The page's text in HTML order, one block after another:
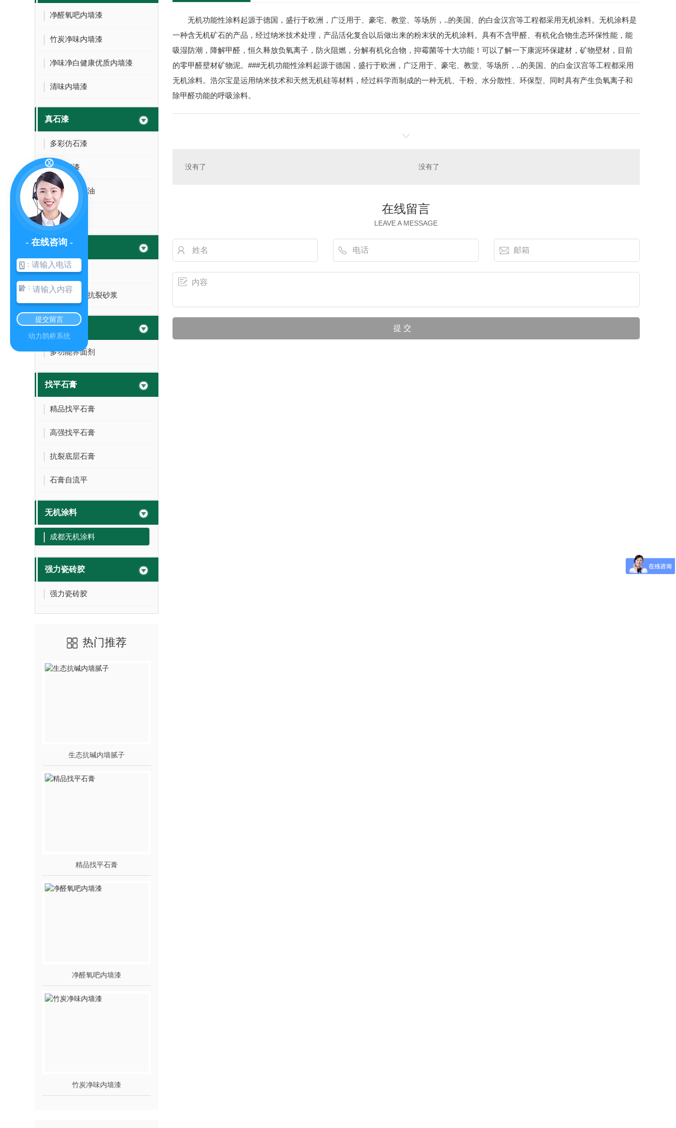
净醛氧吧内墙漆
竹炭净味内墙漆
净味净白健康优质内墙漆
清味内墙漆
真石漆
多彩仿石漆
抗碱底漆
硅丙罩光面油
真石漆
抗裂砂浆
抗裂砂浆
聚合物防水抗裂砂浆
界面剂
多功能界面剂
找平石膏
精品找平石膏
高强找平石膏
抗裂底层石膏
石膏自流平
无机涂料
成都无机涂料
强力瓷砖胶
强力瓷砖胶
热门推荐
生态抗碱内墙腻子
精品找平石膏
净醛氧吧内墙漆
竹炭净味内墙漆
无机功能性涂料起源于德国，盛行于欧洲，广泛用于、豪宅、教堂、等场所，..的美国、的白金汉宫等工程都采用无机涂料。无机涂料是
一种含无机矿石的产品，经过纳米技术处理，产品活化复合以后做出来的粉末状的无机涂料。具有不含甲醛、有机化合物生态环保性能，能
吸湿防潮，降解甲醛，恒久释放负氧离子，防火阻燃，分解有机化合物，抑霉菌等十大功能！可以了解一下康泥环保建材，矿物壁材，目前
的零甲醛壁材矿物泥。###无机功能性涂料起源于德国，盛行于欧洲，广泛用于、豪宅、教堂、等场所，..的美国、的白金汉宫等工程都采用
无机涂料。浩尔宝是运用纳米技术和天然无机硅等材料，经过科学而制成的一种无机、干粉、水分散性、环保型、同时具有产生负氧离子和
除甲醛功能的呼吸涂料。
没有了 没有了
在线留言
LEAVE A MESSAGE
- 在线咨询 -
：
：
提交留言
动力鹊桥系统